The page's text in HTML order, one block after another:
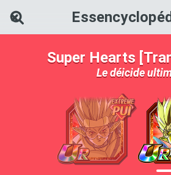
Super Hearts
Le déicide